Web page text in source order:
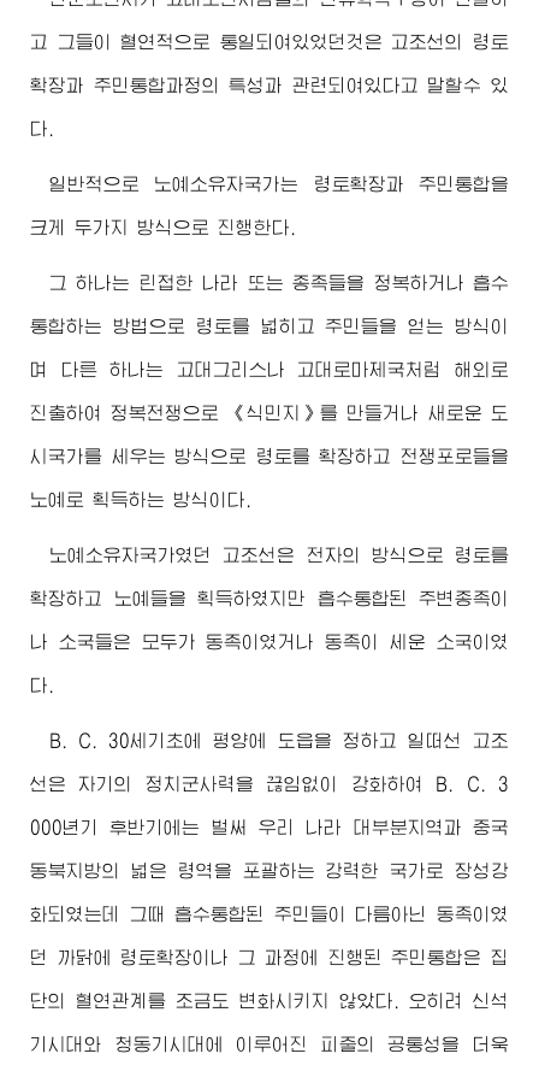
고 그들이 혈연적으로 통일되여있었던것은 고조선의 령토
확장과 주민통합과정의 특성과 관련되여있다고 말할수 있
다.
일반적으로 노예소유자국가는 령토확장과 주민통합을
크게 두가지 방식으로 진행한다.
그 하나는 린접한 나라 또는 종족들을 정복하거나 흡수
통합하는 방법으로 령토를 넓히고 주민들을 얻는 방식이
며 다른 하나는 고대그리스나 고대로마제국처럼 해외로
진출하여 정복전쟁으로 《식민지》를 만들거나 새로운 도
시국가를 세우는 방식으로 령토를 확장하고 전쟁포로들을
노예로 획득하는 방식이다.
노예소유자국가였던 고조선은 전자의 방식으로 령토를
확장하고 노예들을 획득하였지만 흡수통합된 주변종족이
나 소국들은 모두가 동족이였거나 동족이 세운 소국이였
다.
B. C. 30세기초에 평양에 도읍을 정하고 일떠선 고조
선은 자기의 정치군사력을 끊임없이 강화하여 B. C. 3
000년기 후반기에는 벌써 우리 나라 대부분지역과 중국
동북지방의 넓은 령역을 포괄하는 강력한 국가로 장성강
화되였는데 그때 흡수통합된 주민들이 다름아닌 동족이였
던 까닭에 령토확장이나 그 과정에 진행된 주민통합은 집
단의 혈연관계를 조금도 변화시키지 않았다. 오히려 신석
기시대와 청동기시대에 이루어진 피줄의 공통성을 더욱